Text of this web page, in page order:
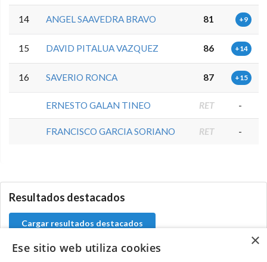
14 ANGEL SAAVEDRA BRAVO 81 +9
15 DAVID PITALUA VAZQUEZ 86 +14
16 SAVERIO RONCA 87 +15
ERNESTO GALAN TINEO RET -
FRANCISCO GARCIA SORIANO RET -
Resultados destacados
Cargar resultados destacados
×
Ese sitio web utiliza cookies